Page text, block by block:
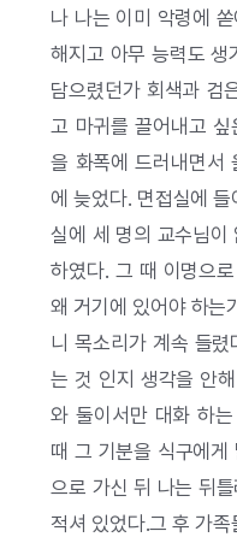
나 나는 이미 악령에
해지고 아무 능력도 생
담으렸던가 회색과 검
고 마귀를 끌어내고
을 화폭에 드러내면서
에 늦었다. 면접실에
실에 세 명의 교수님이
하였다. 그 때 이명으
왜 거기에 있어야 하는
니 목소리가 계속 들
는 것 인지 생각을 안
와 둘이서만 대화 하
때 그 기분을 식구에게
으로 가신 뒤 나는 뒤
적셔 있었다.그 후 가